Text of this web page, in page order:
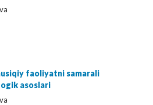
faoliyatni samarali
asoslari